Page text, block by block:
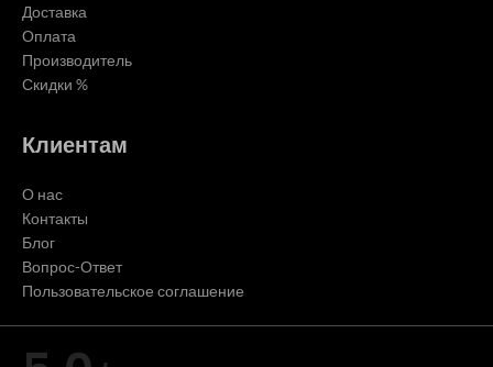
Доставка
Оплата
Производитель
Скидки %
Клиентам
О нас
Контакты
Блог
Вопрос-Ответ
Пользовательское соглашение